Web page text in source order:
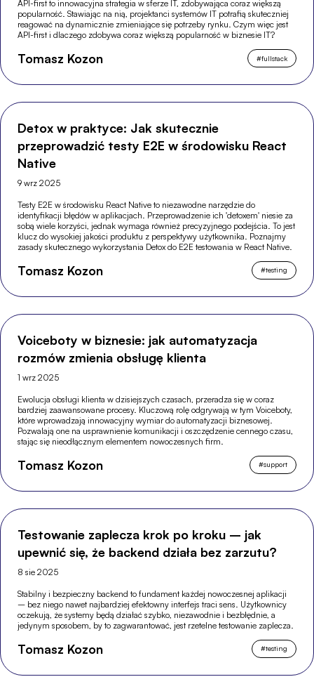
API-first to innowacyjna strategia w sferze IT, zdobywająca coraz większą
popularność. Stawiając na nią, projektanci systemów IT potrafią skuteczniej
reagować na dynamicznie zmieniające się potrzeby rynku. Czym więc jest
API-first i dlaczego zdobywa coraz większą popularność w biznesie IT?
Tomasz Kozon #fullstack
Detox w praktyce: Jak skutecznie
przeprowadzić testy E2E w środowisku React
Native
9 wrz 2025
Testy E2E w środowisku React Native to niezawodne narzędzie do
identyfikacji błędów w aplikacjach. Przeprowadzenie ich 'detoxem' niesie za
sobą wiele korzyści, jednak wymaga również precyzyjnego podejścia. To jest
klucz do wysokiej jakości produktu z perspektywy użytkownika. Poznajmy
zasady skutecznego wykorzystania Detox do E2E testowania w React Native.
Tomasz Kozon #testing
Voiceboty w biznesie: jak automatyzacja
rozmów zmienia obsługę klienta
1 wrz 2025
Ewolucja obsługi klienta w dzisiejszych czasach, przeradza się w coraz
bardziej zaawansowane procesy. Kluczową rolę odgrywają w tym Voiceboty,
które wprowadzają innowacyjny wymiar do automatyzacji biznesowej.
Pozwalają one na usprawnienie komunikacji i oszczędzenie cennego czasu,
stając się nieodłącznym elementem nowoczesnych firm.
Tomasz Kozon #support
Testowanie zaplecza krok po kroku – jak
upewnić się, że backend działa bez zarzutu?
8 sie 2025
Stabilny i bezpieczny backend to fundament każdej nowoczesnej aplikacji
– bez niego nawet najbardziej efektowny interfejs traci sens. Użytkownicy
oczekują, że systemy będą działać szybko, niezawodnie i bezbłędnie, a
jedynym sposobem, by to zagwarantować, jest rzetelne testowanie zaplecza.
Tomasz Kozon #testing